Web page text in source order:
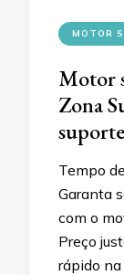
MOTOR
Motor
Zona
Tempo
Garanta
com o
Preço
rápido na